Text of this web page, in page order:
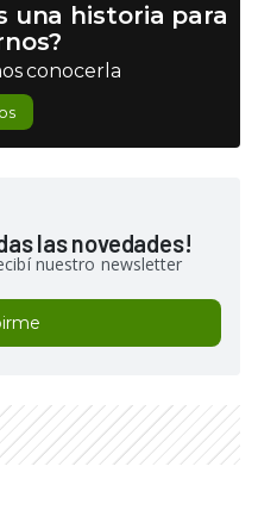
una historia para
conocerla
las novedades!
nuestro newsletter